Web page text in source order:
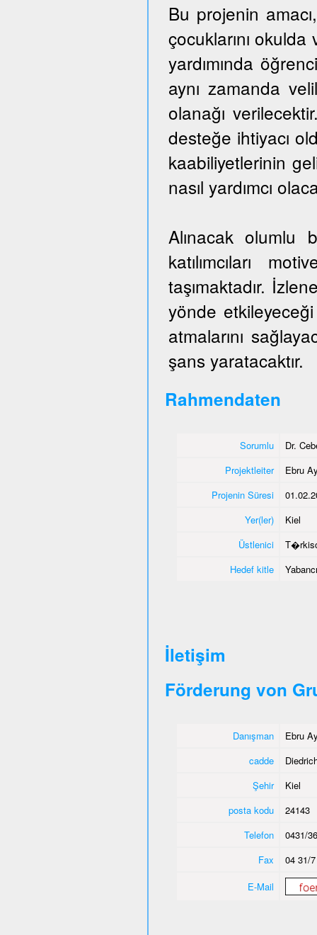
Bu projenin
çocuklarını
yardımında
aynı zamanda
olanağı
desteğe ihtiyacı
kaabiliyetlerinin
nasıl yardımcı
Alınacak olumlu
katılımcıları
taşımaktadır.
yönde
atmalarını
şans yaratacaktır.
Rahmendaten
Sorumlu
Dr.
Projektleiter
Ebru
Projenin Süresi
Yer(ler)
Kiel
Üstlenici
Hedef kitle
İletişim
Förderung von
Danışman
Ebru
cadde
Şehir
Kiel
posta kodu
24143
Telefon
0431/
Fax
04 31/
E-Mail